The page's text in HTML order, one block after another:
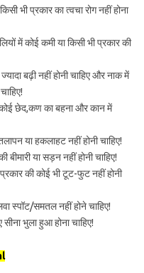
भी प्रकार का त्वचा रोग नहीं होना
में कोई कमी या किसी भी प्रकार की
बढ़ी नहीं होनी चाहिए और नाक में
कोई छेद,कण का बहना और कान में
या हकलाहट नहीं होनी चाहिए!
बीमारी या सड़न नहीं होनी चाहिए!
की कोई भी टूट-फुट नहीं होनी
स्पॉट/समतल नहीं होने चाहिए!
सीना भुला हुआ होना चाहिए!